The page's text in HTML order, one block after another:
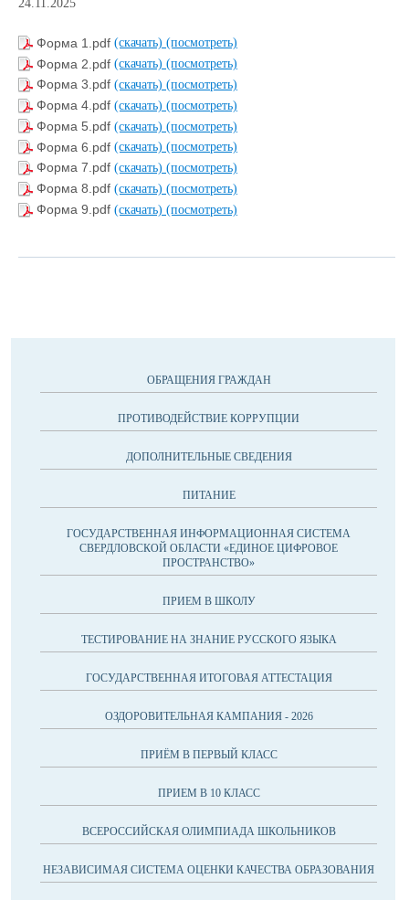
24.11.2025
Форма 1.pdf (скачать) (посмотреть)
Форма 2.pdf (скачать) (посмотреть)
Форма 3.pdf (скачать) (посмотреть)
Форма 4.pdf (скачать) (посмотреть)
Форма 5.pdf (скачать) (посмотреть)
Форма 6.pdf (скачать) (посмотреть)
Форма 7.pdf (скачать) (посмотреть)
Форма 8.pdf (скачать) (посмотреть)
Форма 9.pdf (скачать) (посмотреть)
ОБРАЩЕНИЯ ГРАЖДАН
ПРОТИВОДЕЙСТВИЕ КОРРУПЦИИ
ДОПОЛНИТЕЛЬНЫЕ СВЕДЕНИЯ
ПИТАНИЕ
ГОСУДАРСТВЕННАЯ ИНФОРМАЦИОННАЯ СИСТЕМА
СВЕРДЛОВСКОЙ ОБЛАСТИ «ЕДИНОЕ ЦИФРОВОЕ
ПРОСТРАНСТВО»
ПРИЕМ В ШКОЛУ
ТЕСТИРОВАНИЕ НА ЗНАНИЕ РУССКОГО ЯЗЫКА
ГОСУДАРСТВЕННАЯ ИТОГОВАЯ АТТЕСТАЦИЯ
ОЗДОРОВИТЕЛЬНАЯ КАМПАНИЯ - 2026
ПРИЁМ В ПЕРВЫЙ КЛАСС
ПРИЕМ В 10 КЛАСС
ВСЕРОССИЙСКАЯ ОЛИМПИАДА ШКОЛЬНИКОВ
НЕЗАВИСИМАЯ СИСТЕМА ОЦЕНКИ КАЧЕСТВА ОБРАЗОВАНИЯ